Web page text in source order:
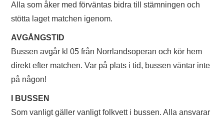
SOUVENIRER
Alla som åker med förväntas bidra till stämningen och
stötta laget matchen igenom.
AVGÅNGSTID
Bussen avgår kl 05 från Norrlandsoperan och kör hem
direkt efter matchen. Var på plats i tid, bussen väntar inte
på någon!
I BUSSEN
Som vanligt gäller vanligt folkvett i bussen. Alla ansvarar